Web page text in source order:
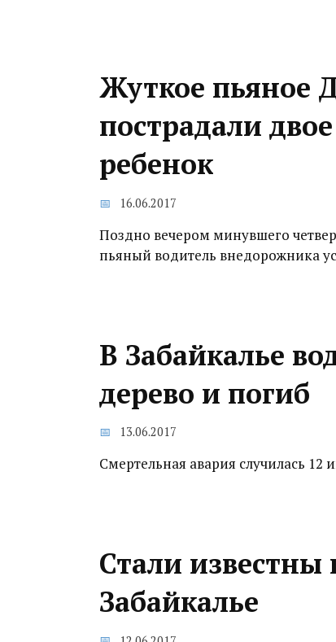
Жуткое пьяное
пострадали
ребенок
16.06.2017
Поздно вечером минувшего
пьяный водитель внедорожника
В Забайкалье
дерево и погиб
13.06.2017
Смертельная авария случилась
Стали
Забайкалье